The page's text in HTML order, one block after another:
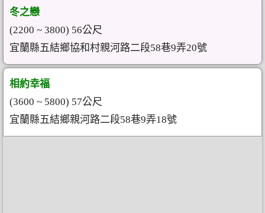
冬之戀
(2200 ~ 3800) 56公尺
宜蘭縣五結鄉協和村親河路二段58巷9弄20號
相約幸福
(3600 ~ 5800) 57公尺
宜蘭縣五結鄉親河路二段58巷9弄18號